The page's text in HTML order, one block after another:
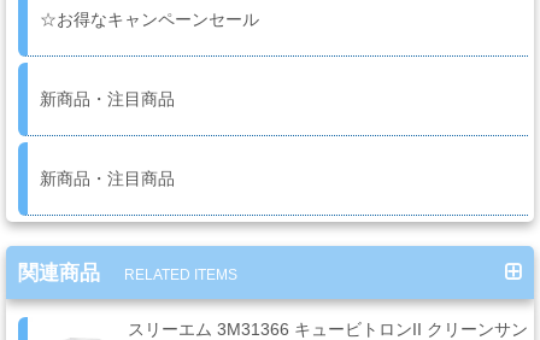
Brush
ス
プ
レ
ガ
☆お得なキャンペーンセール
新商品・注目商品
新商品・注目商品
関連商品 RELATED ITEMS
スリーエム 3M31366 キュービトロンII クリーンサン